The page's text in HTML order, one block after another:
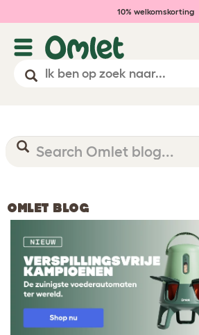
10% welkomskorting
OMLET BLOG